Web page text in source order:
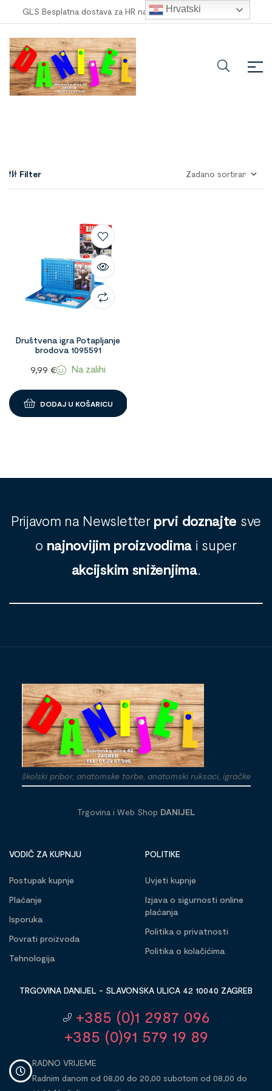
GLS Besplatna dostava za HR narudžbe veće od 100,00 €
Filter
Društvena igra Potapljanje
brodova 1095591
9,99€ Na zalihi
DODAJ U KOŠARICU
Prijavom na Newsletter prvi doznajte sve
o najnovijim proizvodima i super
akcijskim sniženjima.
školski pribor, anatomske torbe, anatomski ruksaci, igračke
Trgovina i Web Shop DANIJEL
VODIČ ZA KUPNJU
Postupak kupnje
Plaćanje
Isporuka
Povrati proizvoda
Tehnologija
POLITIKE
Uvjeti kupnje
Izjava o sigurnosti online
plaćanja
Politika o privatnosti
Politika o kolačićima
TRGOVINA DANIJEL - SLAVONSKA ULICA 42 10040 ZAGREB
+385 (0)1 2987 096
+385 (0)91 579 19 89
RADNO VRIJEME
Radnim danom od 08,00 do 20,00 subotom od 08,00 do
Hrvatski